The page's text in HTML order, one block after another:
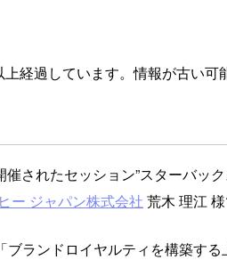
経過しています。情報が古い可
催されたセッション”スターバッ
ー ジャパン株式会社 荒木 理江 様
ブランドロイヤルティを構築す